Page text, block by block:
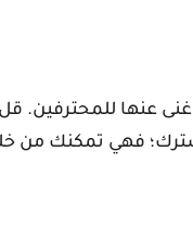
عنها للمحترفين.
فهي تمكنك من